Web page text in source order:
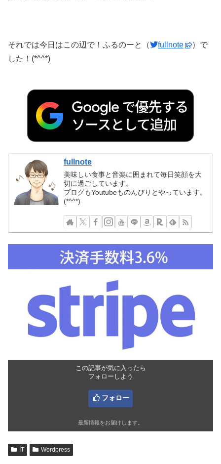
それでは今日はこの辺で！ふるのーと（ fullnote
）で
した！(*^^*)
fullnote
美味しい食事と音楽に囲まれて毎日笑顔を大
切に過ごしています。
ブログもYoutubeものんびりとやっています。
(*^^*)
この記事が気に入ったら
フォローしよう
フォロー
最新情報をお届けします。
IT Wordpress